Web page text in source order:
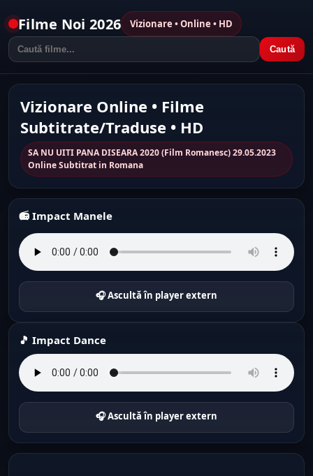
Filme Noi 2026 Vizionare • Online • HD
Caută
Vizionare Online • Filme
Subtitrate/Traduse • HD
SA NU UITI PANA DISEARA 2020 (Film Romanesc) 29.05.2023
Online Subtitrat in Romana
📻 Impact Manele
🎧 Ascultă în player extern
🎵 Impact Dance
🎧 Ascultă în player extern